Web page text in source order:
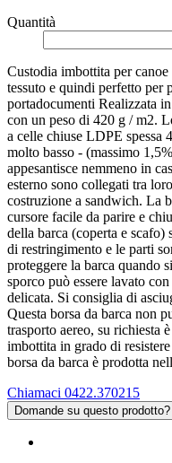
Quantità
Custodia imbottita per
tessuto e quindi perfetto per
portadocumenti Realizzata
con un peso di 420 g / m2.
a celle chiuse LDPE spessa
molto basso - (massimo
appesantisce nemmeno in
esterno sono collegati tra
costruzione a sandwich. La
cursore facile da parire e
della barca (coperta e
di restringimento e le parti
proteggere la barca quando
sporco può essere lavato
delicata. Si consiglia di
Questa borsa da barca non
trasporto aereo, su richiesta
imbottita in grado di
borsa da barca è prodotta
Chiamaci 0422.370215
Domande su questo prodotto?